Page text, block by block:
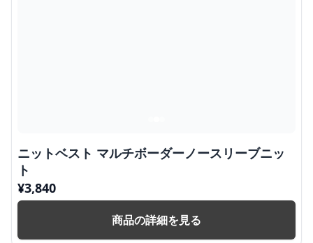
ニットベスト マルチボーダーノースリーブニッ
ト
¥3,840
商品の詳細を見る